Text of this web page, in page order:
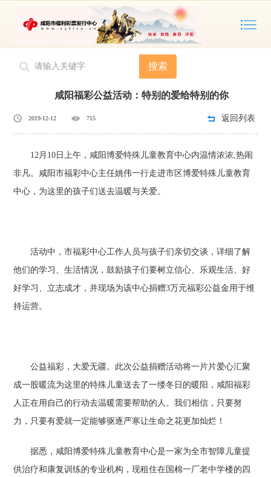
搜索
您的位置：主页>
咸阳福彩公益活动：特别的爱给特别的你
2019-12-12 715 返回列表
12月10日上午，咸阳博爱特殊儿童教育中心内温情浓浓,热闹
非凡。咸阳市福彩中心主任姚伟一行走进市区博爱特殊儿童教育
中心，为这里的孩子们送去温暖与关爱。
活动中，市福彩中心工作人员与孩子们亲切交谈，详细了解
他们的学习、生活情况，鼓励孩子们要树立信心、乐观生活、好
好学习、立志成才，并现场为该中心捐赠3万元福彩公益金用于维
持运营。
公益福彩，大爱无疆。此次公益捐赠活动将一片片爱心汇聚
成一股暖流为这里的特殊儿童送去了一缕冬日的暖阳，咸阳福彩
人正在用自己的行动去温暖需要帮助的人。我们相信，只要努
力，只要有爱就一定能够驱逐严寒让生命之花更加灿烂！
据悉，咸阳博爱特殊儿童教育中心是一家为全市智障儿童提
供治疗和康复训练的专业机构，现租住在国棉一厂老中学楼的四